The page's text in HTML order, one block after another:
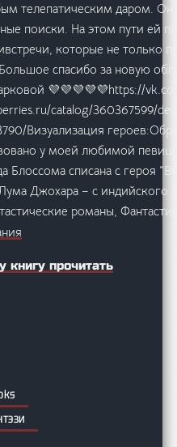
телепатическим даром.
поиски. На этом пути ей
которые не только
спасибо за новую
💜💜💜💜💜https://
catalog/360367599/
Визуализация
у моей любимой
Блоссома списана с героя
Джохара – с индийского
романы,
книгу прочитать